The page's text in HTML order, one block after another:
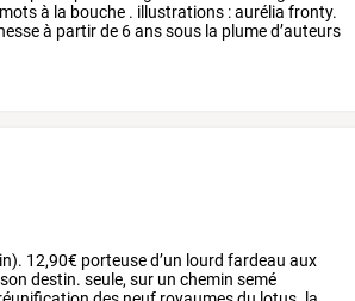
motsà la bouche . illustrations :aurélia fronty.
à partirde 6anssous la plumed’auteurs
12,90€ porteused’un lourd fardeau aux
son destin. seule, sur un chemin semé